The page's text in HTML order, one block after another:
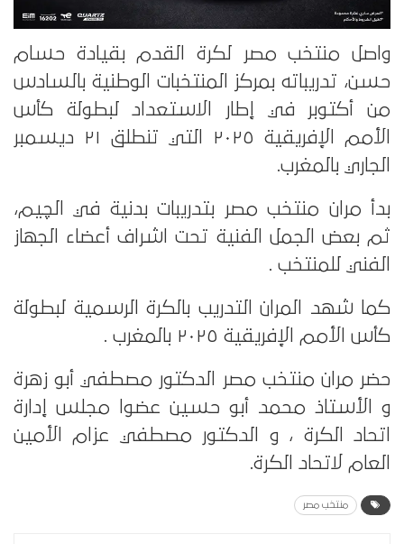
واصل منتخب مصر لكرة القدم بقيادة حسام
حسن، تدريباته بمركز المنتخبات الوطنية بالسادس
من أكتوبر في إطار الاستعداد لبطولة كأس
الأمم الإفريقية ٢٠٢٥ التي تنطلق ٢١ ديسمبر
الجاري بالمغرب.
بدأ مران منتخب مصر بتدريبات بدنية في الچيم،
ثم بعض الجمل الفنية تحت اشراف أعضاء الجهاز
الفني للمنتخب .
كما شهد المران التدريب بالكرة الرسمية لبطولة
كأس الأمم الإفريقية ٢٠٢٥ بالمغرب .
حضر مران منتخب مصر الدكتور مصطفي أبو زهرة
و الأستاذ محمد أبو حسين عضوا مجلس إدارة
اتحاد الكرة ، و الدكتور مصطفي عزام الأمين
العام لاتحاد الكرة.
منتخب مصر